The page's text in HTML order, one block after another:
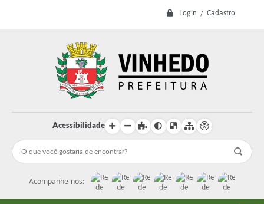
Login / Cadastro
Acessibilidade
Acompanhe-nos: